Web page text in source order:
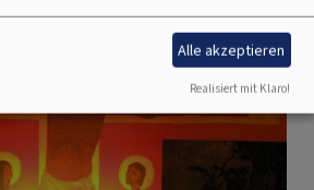
Alle akzeptieren
Realisiert mit Klaro!